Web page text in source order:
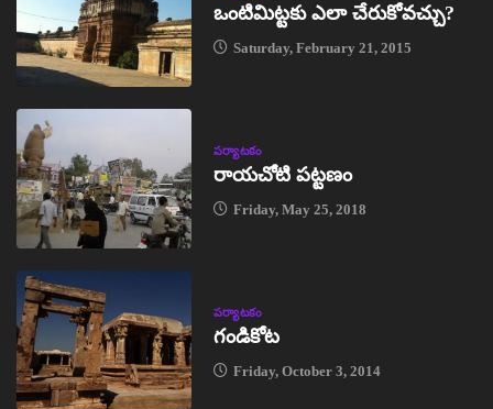
ఒంటిమిట్టకు ఎలా చేరుకోవచ్చు?
Saturday, February 21, 2015
పర్యాటకం
రాయచోటి పట్టణం
Friday, May 25, 2018
పర్యాటకం
గండికోట
Friday, October 3, 2014